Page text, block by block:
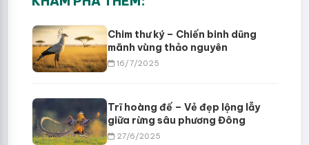
Chim thư ký – Chiến binh dũng
mãnh vùng thảo nguyên
16/7/2025
Trĩ hoàng đế – Vẻ đẹp lộng lẫy
giữa rừng sâu phương Đông
27/6/2025